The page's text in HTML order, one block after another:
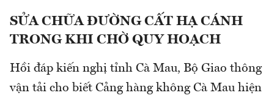
SỬA CHỮA ĐƯỜNG CẤT HẠ CÁNH
TRONG KHI CHỜ QUY HOẠCH
Hồi đáp kiến nghị tỉnh Cà Mau, Bộ Giao thông
vận tải cho biết Cảng hàng không Cà Mau hiện